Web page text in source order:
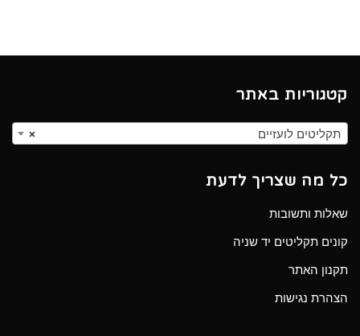
קטגוריות באתר
× תקליטים לועזיים
כל מה שצריך לדעת
שאלות ותשובות
קונים תקליטים יד שניה
תקנון האתר
הצהרת נגישות